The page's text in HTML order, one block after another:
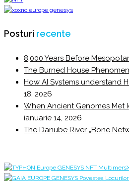
Posturi recente
8,000 Years Before
The Burned House
How AI Systems understand
18, 2026
When Ancient Genomes Met
ianuarie 14, 2026
The Danube River „Bone